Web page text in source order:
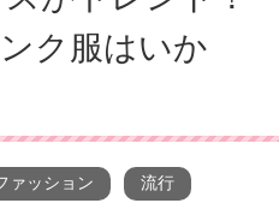
ク服はいか
ァッション 流行